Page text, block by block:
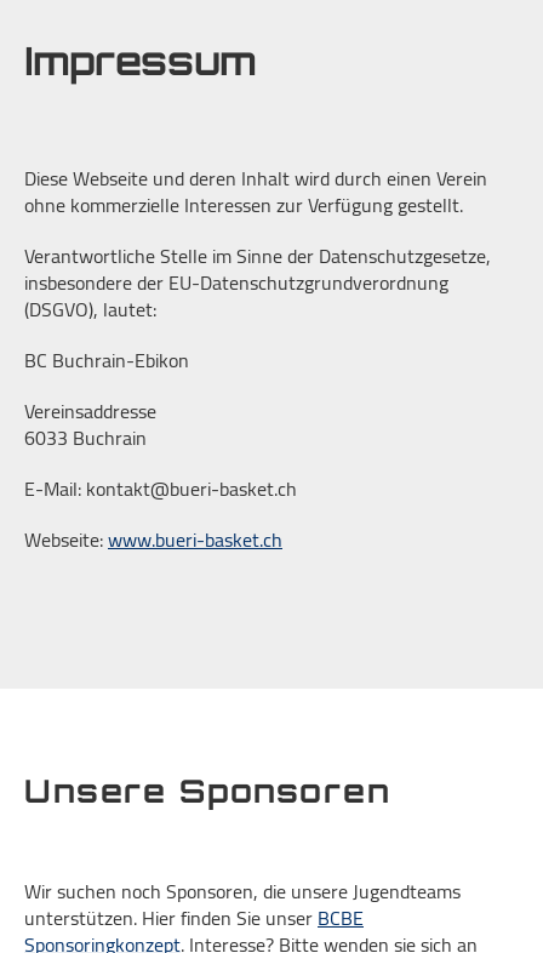
Impressum
Diese Webseite und deren Inhalt wird durch einen Verein
ohne kommerzielle Interessen zur Verfügung gestellt.
Verantwortliche Stelle im Sinne der Datenschutzgesetze,
insbesondere der EU-Datenschutzgrundverordnung
(DSGVO), lautet:
BC Buchrain-Ebikon
Vereinsaddresse
6033 Buchrain
E-Mail: kontakt@bueri-basket.ch
Webseite:www.bueri-basket.ch
Unsere Sponsoren
Wir suchen noch Sponsoren, die unsere Jugendteams
unterstützen. Hier finden Sie unserBCBE
Sponsoringkonzept. Interesse? Bitte wenden sie sich an